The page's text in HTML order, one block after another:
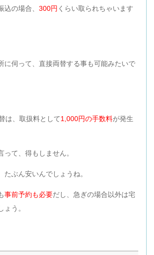
込の場合、 300円 くらい取られちゃいます
に伺って、直接両替する事も可能みたいで
は、 取扱料として1,000円の手数料が発生
って、得もしません。
たぶん安いんでしょうね。
事前予約も必要だし、急ぎの場合以外は宅
う。